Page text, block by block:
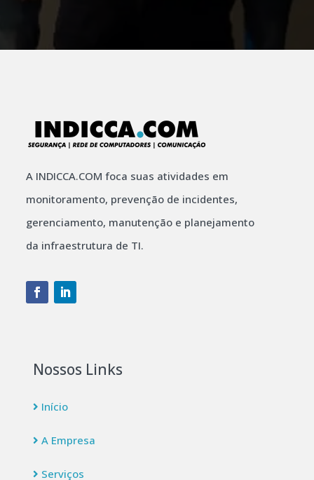
A INDICCA.COM foca suas atividades em
monitoramento, prevenção de incidentes,
gerenciamento, manutenção e planejamento
da infraestrutura de TI.
Nossos Links
Início
A Empresa
Serviços